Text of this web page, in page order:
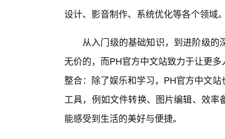
设计、影音制作、系统优化等各个领域
从入门级的基础知识，到进阶级
无价的，而PH官方中文站致力于让更
整合：除了娱乐和学习，PH官方中文
工具，例如文件转换、图片编辑、效
能感受到生活的美好与便捷。